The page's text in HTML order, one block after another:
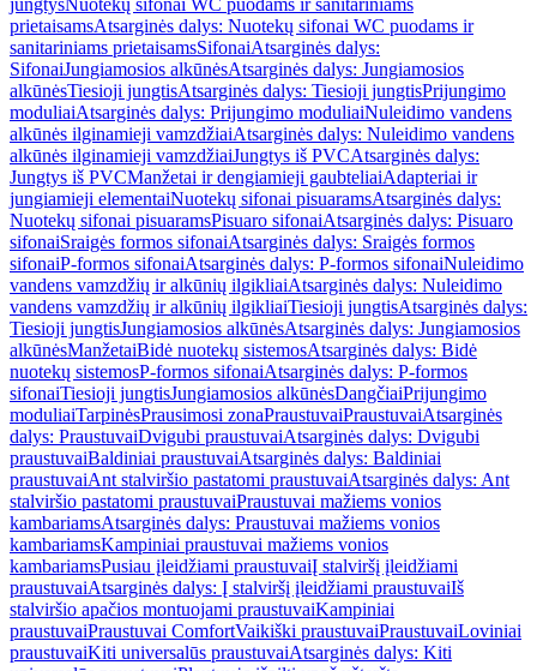
jungtysNuotekų sifonai WC puodams ir sanitariniams
prietaisamsAtsarginės dalys: Nuotekų sifonai WC puodams ir
sanitariniams prietaisamsSifonaiAtsarginės dalys:
SifonaiJungiamosios alkūnėsAtsarginės dalys: Jungiamosios
alkūnėsTiesioji jungtisAtsarginės dalys: Tiesioji jungtisPrijungimo
moduliaiAtsarginės dalys: Prijungimo moduliaiNuleidimo vandens
alkūnės ilginamieji vamzdžiaiAtsarginės dalys: Nuleidimo vandens
alkūnės ilginamieji vamzdžiaiJungtys iš PVCAtsarginės dalys:
Jungtys iš PVCManžetai ir dengiamieji gaubteliaiAdapteriai ir
jungiamieji elementaiNuotekų sifonai pisuaramsAtsarginės dalys:
Nuotekų sifonai pisuaramsPisuaro sifonaiAtsarginės dalys: Pisuaro
sifonaiSraigės formos sifonaiAtsarginės dalys: Sraigės formos
sifonaiP-formos sifonaiAtsarginės dalys: P-formos sifonaiNuleidimo
vandens vamzdžių ir alkūnių ilgikliaiAtsarginės dalys: Nuleidimo
vandens vamzdžių ir alkūnių ilgikliaiTiesioji jungtisAtsarginės dalys:
Tiesioji jungtisJungiamosios alkūnėsAtsarginės dalys: Jungiamosios
alkūnėsManžetaiBidė nuotekų sistemosAtsarginės dalys: Bidė
nuotekų sistemosP-formos sifonaiAtsarginės dalys: P-formos
sifonaiTiesioji jungtisJungiamosios alkūnėsDangčiaiPrijungimo
moduliaiTarpinėsPrausimosi zonaPraustuvaiPraustuvaiAtsarginės
dalys: PraustuvaiDvigubi praustuvaiAtsarginės dalys: Dvigubi
praustuvaiBaldiniai praustuvaiAtsarginės dalys: Baldiniai
praustuvaiAnt stalviršio pastatomi praustuvaiAtsarginės dalys: Ant
stalviršio pastatomi praustuvaiPraustuvai mažiems vonios
kambariamsAtsarginės dalys: Praustuvai mažiems vonios
kambariamsKampiniai praustuvai mažiems vonios
kambariamsPusiau įleidžiami praustuvaiĮ stalviršį įleidžiami
praustuvaiAtsarginės dalys: Į stalviršį įleidžiami praustuvaiIš
stalviršio apačios montuojami praustuvaiKampiniai
praustuvaiPraustuvai ComfortVaikiški praustuvaiPraustuvaiLoviniai
praustuvaiKiti universalūs praustuvaiAtsarginės dalys: Kiti